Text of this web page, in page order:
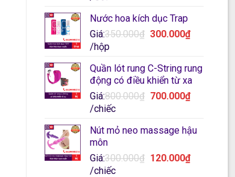
250.000₫.
tại
là:
200.000₫.
Nước hoa kích dục Trap
Giá:350.000₫ Giá
350.000₫.
300.000₫
Giá
tại
là:
300.000₫.
/hộp
Quần lót rung C-String rung
động có điều khiển từ xa
Giá:800.000₫ Giá
800.000₫.
700.000₫
Giá
tại
là:
700.000₫.
/chiếc
Nút mỏ neo massage hậu
môn
Giá:300.000₫ Giá
120.000₫
Giá
/chiếc